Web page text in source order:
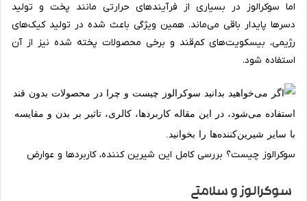
اما سوکرالوز در بسیاری از فرآیندهای حرارتی مانند پخت و تولید
دسرها پایدار باقی می‌ماند. همین ویژگی باعث شده در تولید کیک‌های
رژیمی، بیسکویت‌های کم‌قند و برخی محصولات پخته شده نیز از آن
استفاده شود.
سوکرالوز چیست؟ بررسی کامل این شیرین کننده، کاربردها و عوارض
سوکرالوز و سلامتی